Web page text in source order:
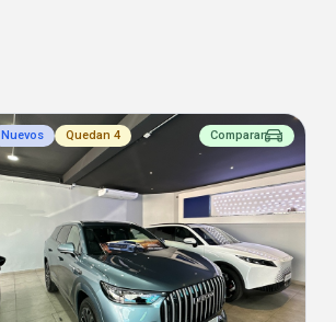
Nuevos Quedan 4 Comparar